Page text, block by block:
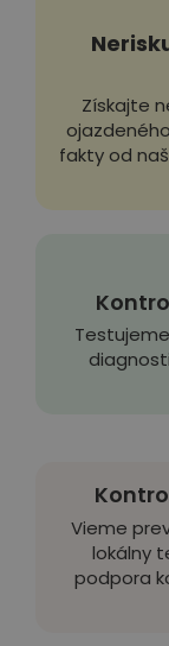
Získajte
fakty od
Vieme
lokálny
podpora